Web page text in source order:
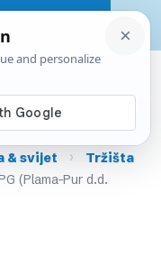
& svijet ›
Tržišta
(Plama-Pur d.d.